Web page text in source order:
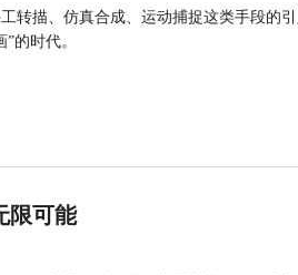
转描、仿真合成、运动捕捉这类手段的
的时代。
限可能